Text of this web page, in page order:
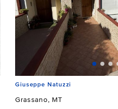
Giuseppe Natuzzi
Grassano, MT